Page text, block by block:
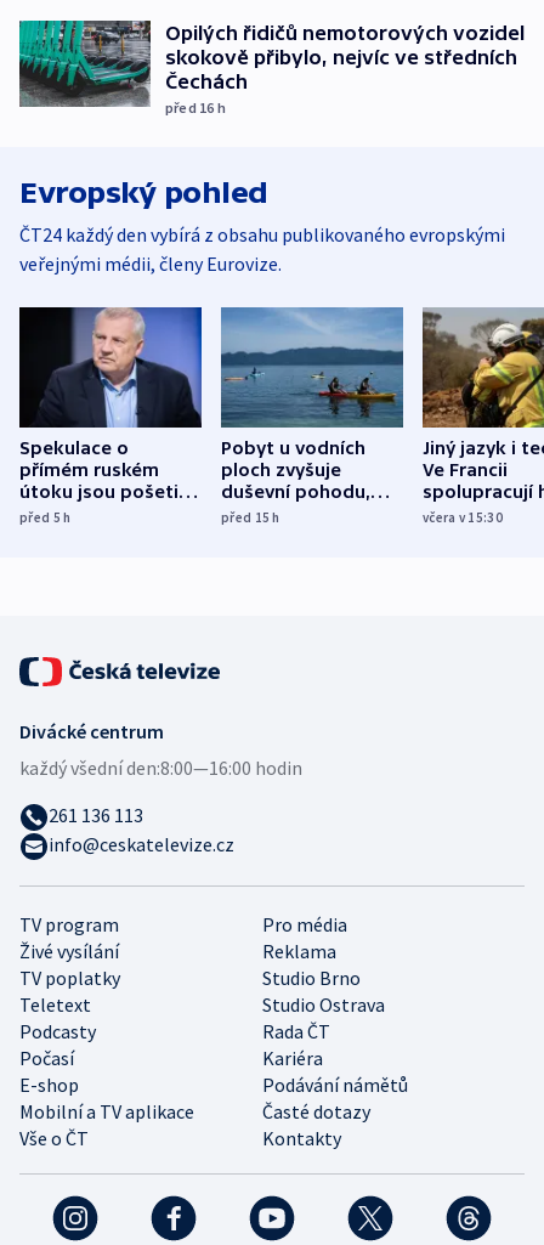
Opilých řidičů nemotorových vozidel
skokově přibylo, nejvíc ve středních
Čechách
před 16 h
Evropský pohled
ČT24 každý den vybírá z obsahu publikovaného evropskými
veřejnými médii, členy Eurovize.
Spekulace o
přímém ruském
útoku jsou pošetilé,
míní estonský
před 5h
Pobyt u vodních
ploch zvyšuje
duševní pohodu,
ukázala
před 15h
Jiný jazyk i
Ve Francii
spolupracují
různých zemí
včera v 15:30
TV program
Pro média
Živé vysílání
Reklama
TV poplatky
Studio Brno
Teletext
Studio Ostrava
Podcasty
Rada ČT
Počasí
Kariéra
E-shop
Podávání námětů
Mobilní a TV aplikace
Časté dotazy
Vše o ČT
Kontakty
Divácké centrum
každý všední den:8:00—16:00 hodin
261 136 113
info@ceskatelevize.cz